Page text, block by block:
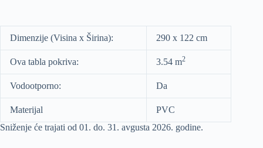
Dimenzije (Visina x Širina): 290 x 122 cm
Ova tabla pokriva: 3.54 m2
Vodootporno: Da
Materijal
PVC
Sniženje će trajati od 01. do. 31. avgusta 2026. godine.